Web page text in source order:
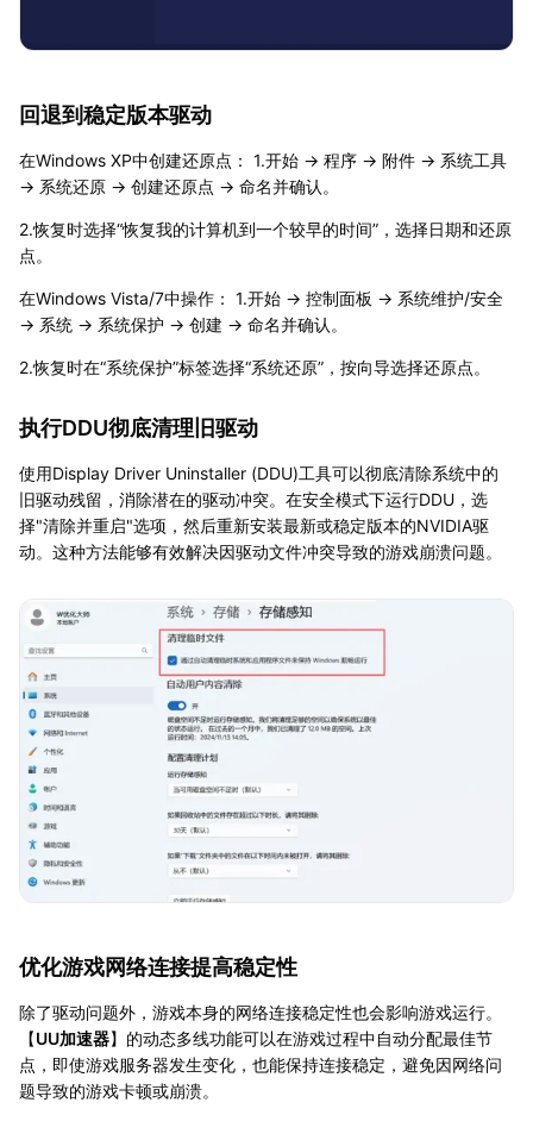
回退到稳定版本驱动
在Windows XP中创建还原点： 1.开始 → 程序 → 附件 → 系统工具
→ 系统还原 → 创建还原点 → 命名并确认。
2.恢复时选择“恢复我的计算机到一个较早的时间”，选择日期和还原
点。
在Windows Vista/7中操作： 1.开始 → 控制面板 → 系统维护/安全
→ 系统 → 系统保护 → 创建 → 命名并确认。
2.恢复时在“系统保护”标签选择“系统还原”，按向导选择还原点。
执行DDU彻底清理旧驱动
使用Display Driver Uninstaller (DDU)工具可以彻底清除系统中的
旧驱动残留，消除潜在的驱动冲突。在安全模式下运行DDU，选
择"清除并重启"选项，然后重新安装最新或稳定版本的NVIDIA驱
动。这种方法能够有效解决因驱动文件冲突导致的游戏崩溃问题。
优化游戏网络连接提高稳定性
除了驱动问题外，游戏本身的网络连接稳定性也会影响游戏运行。
【UU加速器】的动态多线功能可以在游戏过程中自动分配最佳节
点，即使游戏服务器发生变化，也能保持连接稳定，避免因网络问
题导致的游戏卡顿或崩溃。